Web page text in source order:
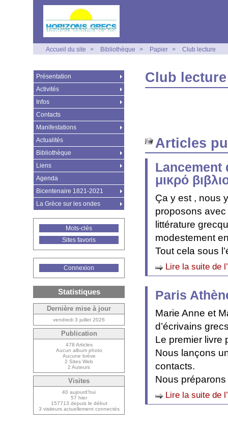
Accueil du site > Bibliothèque > Papier > Club lecture
Club lecture
Articles
Lancement
μικρό
Ça y est , nous
proposons
littérature
modestement
Tout cela sous
Lire la suite de
Paris
Marie Anne et
d’écrivains
Le premier livre
Nous lançons
contacts.
Nous
Lire la suite de
Présentation
Activités
Infos
Contacts
Manifestations
Actualités
Bibliothèque
Liens
Agenda
Bicentenaire 1821-2021
La Grèce sur les ondes
Mots-clés
Sites favoris
Connexion
Statistiques
Dernière mise à jour
vendredi 3 juillet 2026
Publication
478 Articles
Aucun album photo
Aucune brève
2 Sites Web
2 Auteurs
Visites
40 aujourd’hui
57 hier
157713 depuis le début
3 visiteurs actuellement connectés